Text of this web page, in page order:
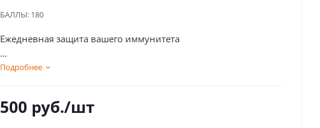
БАЛЛЫ: 180
Ежедневная защита вашего иммунитета
СОСТАВ: вода артезианская озонированная, спиртовая
Подробнее
500 руб./шт